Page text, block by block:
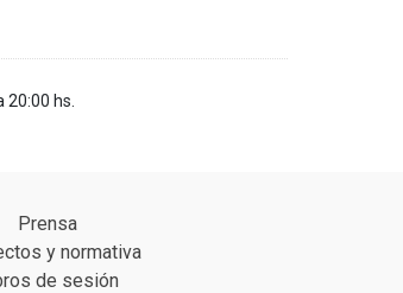
hs.
Prensa
y normativa
de sesión